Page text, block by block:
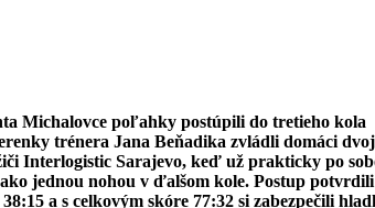
Michalovce poľahky postúpili do tretieho kola
trénera Jana Beňadika zvládli domáci
Interlogistic Sarajevo, keď už prakticky po
jednou nohou v ďalšom kole. Postup potvrdili
a s celkovým skóre 77:32 si zabezpečili